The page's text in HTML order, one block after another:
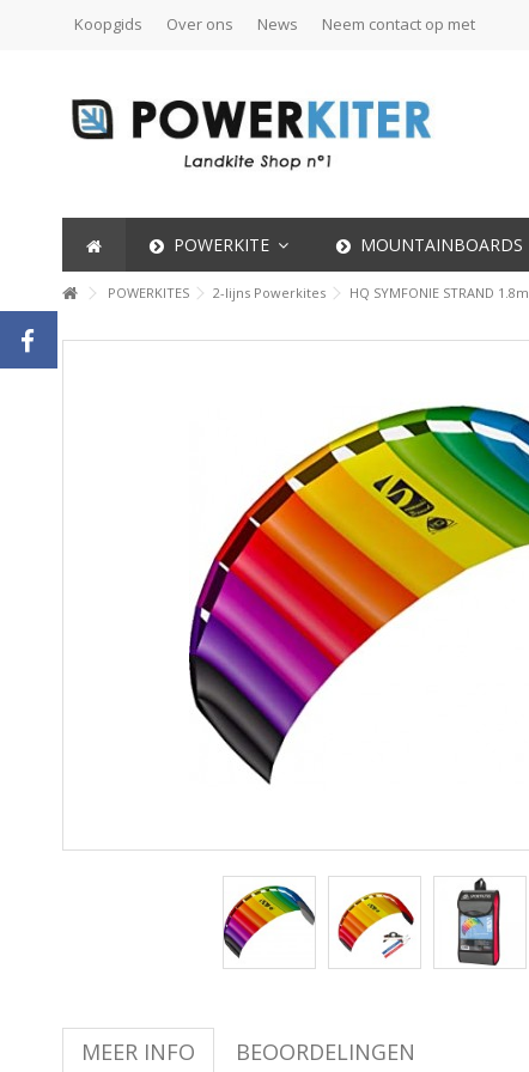
Koopgids Over ons News Neem contact op met
POWERKITE MOUNTAINBOARDS
POWERKITES 2-lijns Powerkites HQ SYMFONIE STRAND 1.8m
MEER INFO BEOORDELINGEN